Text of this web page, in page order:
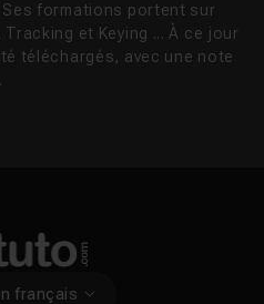
formations portent sur
et Keying ... À ce jour
téléchargés, avec une note
français